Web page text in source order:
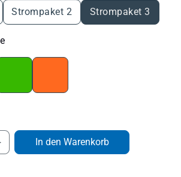
Strompaket 2 Strompaket 3
auswählen
Gib den gewünschten
In den Warenkorb